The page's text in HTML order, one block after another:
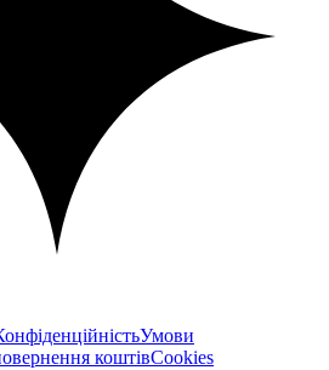
Умови
коштівCookies